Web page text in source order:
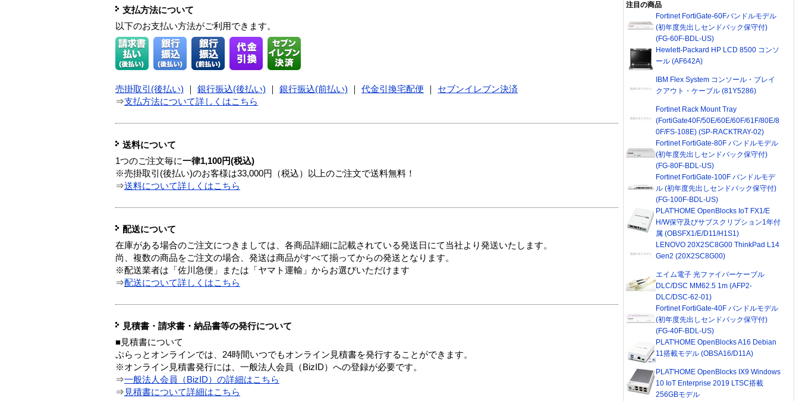
支払方法について
以下のお支払い方法がご利用できます。
売掛取引(後払い) 銀行振込(後払い) 銀行振込(前払い) 代金引換宅配便
セブンイレブン決済
⇒支払方法について詳しくはこちら
送料について
1つのご注文毎に一律1,100円(税込)
※売掛取引(後払い)のお客様は33,000円（税込）以上のご注文で送料無料！
⇒送料について詳しくはこちら
配送について
在庫がある場合のご注文につきましては、各商品詳細に記載されている発送日にて当社より発送いたします。
尚、複数の商品をご注文の場合、発送は商品がすべて揃ってからの発送となります。
※配送業者は「佐川急便」または「ヤマト運輸」からお選びいただけます
⇒配送について詳しくはこちら
見積書・請求書・納品書等の発行について
■見積書について
ぷらっとオンラインでは、24時間いつでもオンライン見積書を発行することができます。
※オンライン見積書発行には、一般法人会員（BizID）への登録が必要です。
⇒一般法人会員（BizID）の詳細はこちら
⇒ 見積書について詳細はこちら
注目の商品
Fortinet FortiGate-60Fバンドルモデル
(初年度先出しセンドバック保守付)
(FG-60F-BDL-US)
Hewlett-Packard HP LCD 8500 コンソ
ール (AF642A)
IBM Flex System コンソール・ブレイ
クアウト・ケーブル (81Y5286)
Fortinet Rack Mount Tray
(FortiGate40F/50E/60E/60F/61F/80E/8
0F/FS-108E) (SP-RACKTRAY-02)
Fortinet FortiGate-80F バンドルモデル
(初年度先出しセンドバック保守付)
(FG-80F-BDL-US)
Fortinet FortiGate-100F バンドルモデ
ル (初年度先出しセンドバック保守付)
(FG-100F-BDL-US)
PLAT'HOME OpenBlocks IoT FX1/E
H/W保守及びサブスクリプション1年付
属 (OBSFX1/E/D11/H1S1)
LENOVO 20X2SC8G00 ThinkPad L14
Gen2 (20X2SC8G00)
エイム電子 光ファイバーケーブル
DLC/DSC MM62.5 1m (AFP2-
DLC/DSC-62-01)
Fortinet FortiGate-40F バンドルモデル
(初年度先出しセンドバック保守付)
(FG-40F-BDL-US)
PLAT'HOME OpenBlocks A16 Debian
11搭載モデル (OBSA16/D11A)
PLAT'HOME OpenBlocks IX9 Windows
10 IoT Enterprise 2019 LTSC搭載
256GBモデル